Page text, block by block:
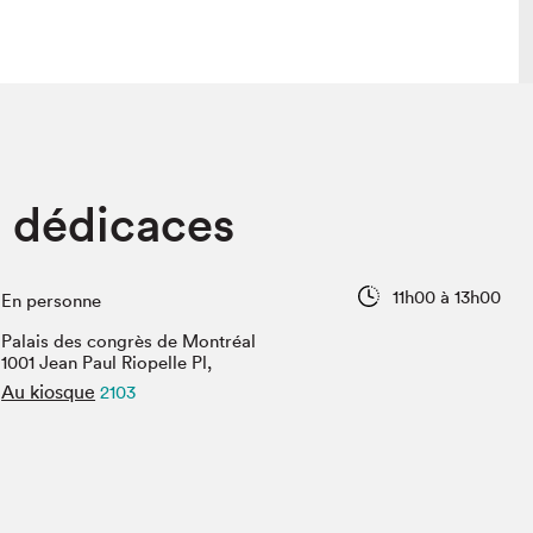
Vidéos et balados
En personne
11h00 à 13h00
Palais des congrès de Montréal
1001 Jean Paul Riopelle Pl,
Au kiosque 2103